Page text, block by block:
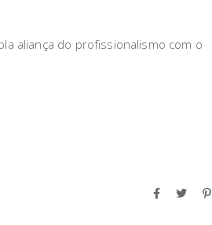
aliança do profissionalismo com o